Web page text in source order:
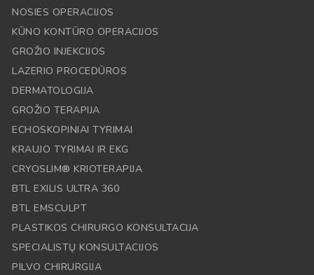
NOSIES OPERACIJOS
KŪNO KONTŪRO OPERACIJOS
GROŽIO INJEKCIJOS
LAZERIO PROCEDŪROS
DERMATOLOGIJA
GROŽIO TERAPIJA
ECHOSKOPINIAI TYRIMAI
KRAUJO TYRIMAI IR EKG
CRYOSLIM® KRIOTERAPIJA
BTL EXILIS ULTRA 360
BTL EMSCULPT
PLASTIKOS CHIRURGO KONSULTACIJA
SPECIALISTŲ KONSULTACIJOS
PILVO CHIRURGIJA